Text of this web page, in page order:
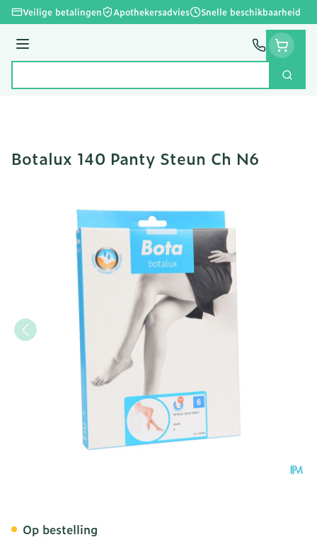
Ga naar de inhoud
Veilige betalingen Apothekersadvies Snelle beschikbaarheid
Menu
Zoek
Botalux 140 Panty Steun Ch N6
Op bestelling